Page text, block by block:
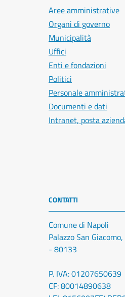
Aree amministrative
Organi di governo
Municipalità
Uffici
Enti e fondazioni
Politici
Personale
Documenti e dati
Intranet, posta
CONTATTI
Comune di Napoli
Palazzo San
- 80133
P. IVA: 01207650639
CF: 80014890638